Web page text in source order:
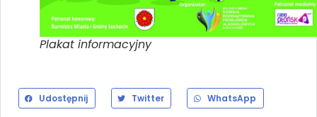
Plakat informacyjny
Udostępnij Twitter WhatsApp